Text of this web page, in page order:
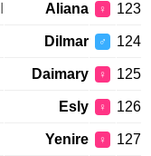
123
♀
Aliana
124
♂
Dilmar
125
♀
Daimary
126
♀
Esly
127
♀
Yenire